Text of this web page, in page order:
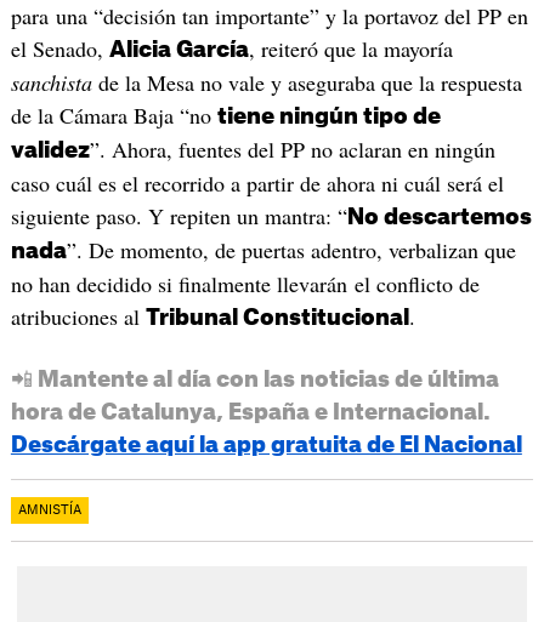
para una “decisión tan importante” y la portavoz del PP en
el Senado, Alicia García, reiteró que la mayoría
sanchistade la Mesa no vale y aseguraba que la respuesta
de la Cámara Baja “no tiene ningún tipo de
validez”. Ahora, fuentes del PP no aclaran en ningún
caso cuál es el recorrido a partir de ahora ni cuál será el
siguiente paso. Y repiten un mantra: “No d escartemos
nada”. De momento, de puertas adentro, verbalizan que
no han decidido si finalmente llevarán el conflicto de
atribuciones al Tribunal Constitucional .
📲 Mantente al día con las noticias de última
hora de Catalunya, España e Internacional.
Descárgate aquí la app gratuita de El Nacional
AMNISTÍA